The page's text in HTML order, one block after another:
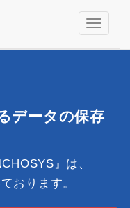
Toggle
データの保存
』は、
おります。